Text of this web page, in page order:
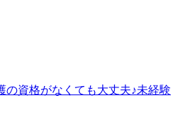
の資格がなくても大丈夫♪未経験